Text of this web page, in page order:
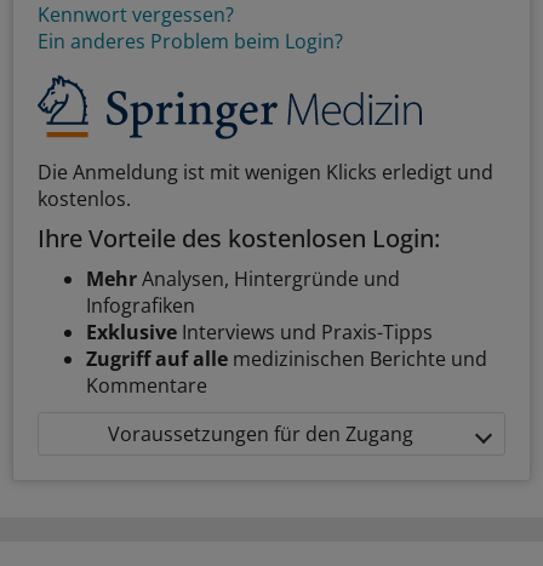
Kennwort vergessen?
Ein anderes Problem beim Login?
Die Anmeldung ist mit wenigen Klicks erledigt und
kostenlos.
Ihre Vorteile des kostenlosen Login:
MehrAnalysen, Hintergründe und
Infografiken
Exklusive Interviews und Praxis-Tipps
Zugriff auf alle medizinischen Berichte und
Kommentare
Voraussetzungen für den Zugang